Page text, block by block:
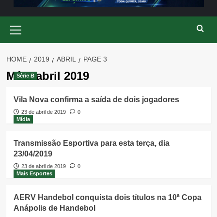
Menu
HOME 2019 ABRIL PAGE 3
Mês:abril 2019
Série B
Vila Nova confirma a saída de dois jogadores
23 de abril de 2019
0
Mídia
Transmissão Esportiva para esta terça, dia
23/04/2019
23 de abril de 2019
0
Mais Esportes
AERV Handebol conquista dois títulos na 10ª Copa
Anápolis de Handebol